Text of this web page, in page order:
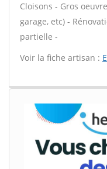
Cloisons - Gros
garage, etc) -
partielle -
Voir la fiche artisan :